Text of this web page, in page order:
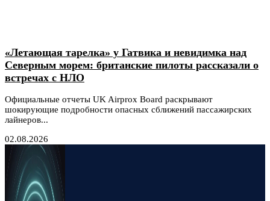
«Летающая тарелка» у Гатвика и невидимка над
Северным морем: британские пилоты рассказали о
встречах с НЛО
Официальные отчеты UK Airprox Board раскрывают
шокирующие подробности опасных сближений пассажирских
лайнеров...
02.08.2026